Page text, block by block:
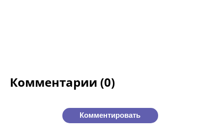
Комментарии (0)
Комментировать